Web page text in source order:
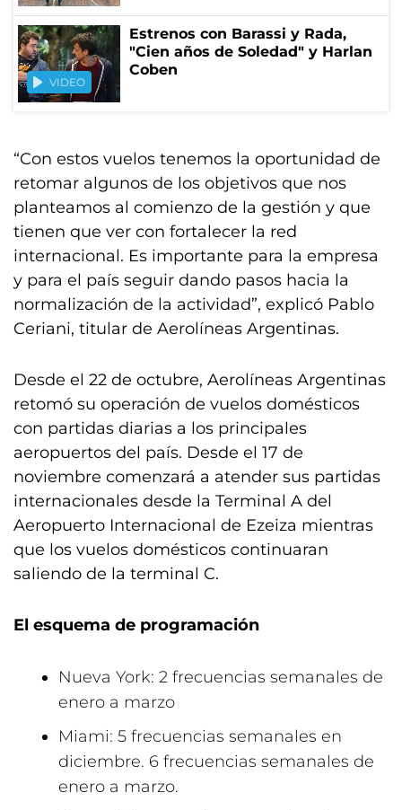
VIDEO
Estrenos con Barassi y Rada,
"Cien años de Soledad" y Harlan
Coben
“Con estos vuelos tenemos la oportunidad de
retomar algunos de los objetivos que nos
planteamos al comienzo de la gestión y que
tienen que ver con fortalecer la red
internacional. Es importante para la empresa
y para el país seguir dando pasos hacia la
normalización de la actividad”, explicó Pablo
Ceriani, titular de Aerolíneas Argentinas.
Desde el 22 de octubre, Aerolíneas Argentinas
retomó su operación de vuelos domésticos
con partidas diarias a los principales
aeropuertos del país. Desde el 17 de
noviembre comenzará a atender sus partidas
internacionales desde la Terminal A del
Aeropuerto Internacional de Ezeiza mientras
que los vuelos domésticos continuaran
saliendo de la terminal C.
El esquema de programación
Nueva York: 2 frecuencias semanales de
enero a marzo
Miami: 5 frecuencias semanales en
diciembre. 6 frecuencias semanales de
enero a marzo.